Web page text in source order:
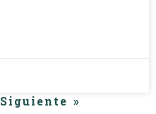
Siguiente »